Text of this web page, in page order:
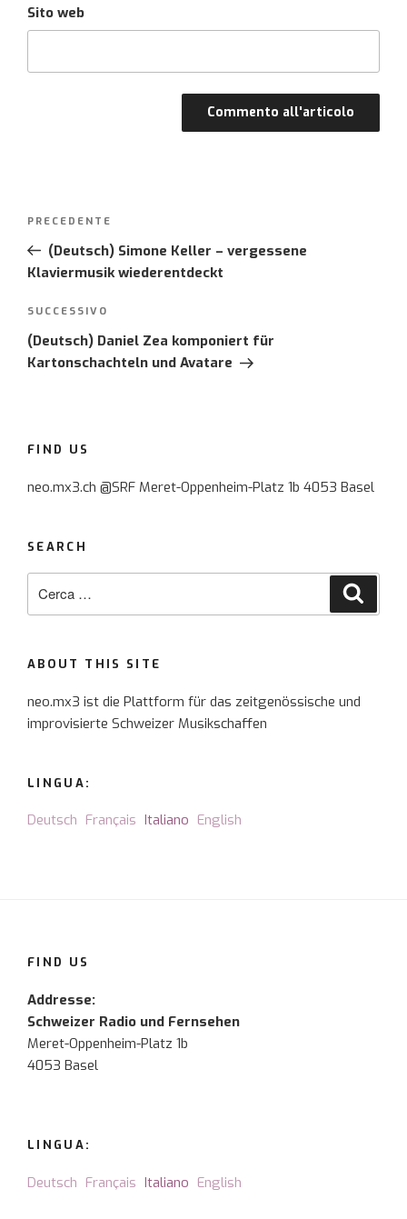
Sito web
Post
navigation
Articolo
precedente:
PRECEDENTE
(Deutsch) Simone Keller – vergessene
Klaviermusik wiederentdeckt
Articolo
successivo
SUCCESSIVO
(Deutsch) Daniel Zea komponiert für
Kartonschachteln und Avatare
FIND US
neo.mx3.ch @SRF Meret-Oppenheim-Platz 1b 4053 Basel
SEARCH
ABOUT THIS SITE
neo.mx3 ist die Plattform für das zeitgenössische und
improvisierte Schweizer Musikschaffen
LINGUA:
Deutsch Français Italiano English
FIND US
Addresse:
Schweizer Radio und Fernsehen
Meret-Oppenheim-Platz 1b
4053 Basel
LINGUA:
Deutsch Français Italiano English